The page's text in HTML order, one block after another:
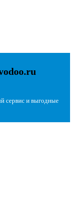
сервис и выгодные